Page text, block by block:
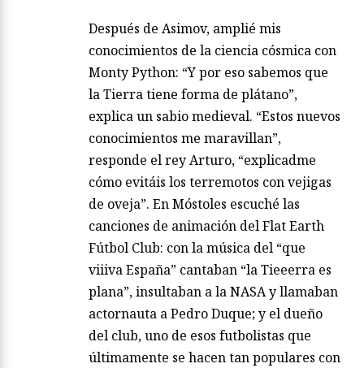
Después de Asimov, amplié mis
conocimientos de la ciencia cósmica con
Monty Python: “Y por eso sabemos que
la Tierra tiene forma de plátano”,
explica un sabio medieval. “Estos nuevos
conocimientos me maravillan”,
responde el rey Arturo, “explicadme
cómo evitáis los terremotos con vejigas
de oveja”. En Móstoles escuché las
canciones de animación del Flat Earth
Fútbol Club: con la música del “que
viiiva España” cantaban “la Tieeerra es
plana”, insultaban a la NASA y llamaban
actornauta a Pedro Duque; y el dueño
del club, uno de esos futbolistas que
últimamente se hacen tan populares con